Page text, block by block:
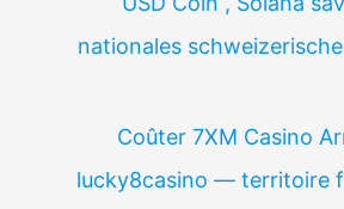
nationales
Coûter 7XM Casino
lucky8casino — territoire